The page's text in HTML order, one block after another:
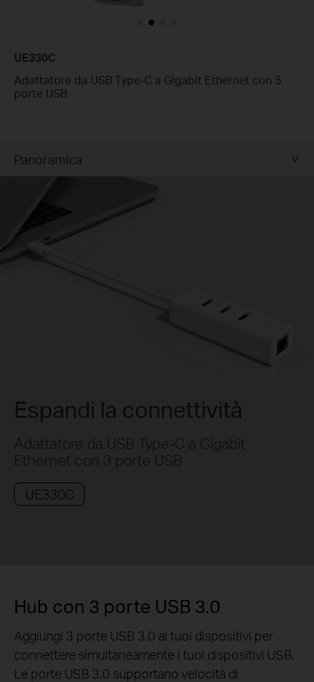
UE330C
Adattatore da USB Type-C a Gigabit Ethernet con 3
porte USB
Panoramica
Espandi la connettività
Adattatore da USB Type-C a Gigabit
Ethernet con 3 porte USB
UE330C
Hub con 3 porte USB 3.0
Aggiungi 3 porte USB 3.0 ai tuoi dispositivi per
connettere simultaneamente i tuoi dispositivi USB.
Le porte USB 3.0 supportano velocità di